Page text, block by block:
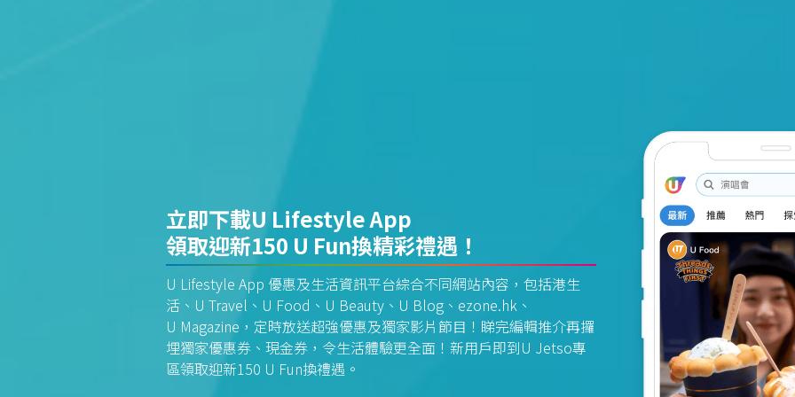
立即下載U Lifestyle App
領取迎新150 U Fun換精彩禮遇！
U Lifestyle App 優惠及生活資訊平台綜合不同網站內容，包括港生
活、U Travel、U Food、U Beauty、U Blog、ezone.hk、
U Magazine，定時放送超強優惠及獨家影片節目！睇完編輯推介再攞
埋獨家優惠券、現金券，令生活體驗更全面！新用戶即到U Jetso專
區領取迎新150 U Fun換禮遇。